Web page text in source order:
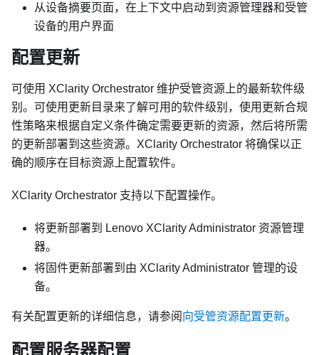
从设备摘要页面，在上下文中启动到资源管理器和受管
设备的用户界面
配置更新
可使用 XClarity Orchestrator 维护受管资源上的最新软件级
别。可使用更新目录来了解可用的软件级别，使用更新合规
性策略来根据自定义条件确定需要更新的资源，然后将所需
的更新部署到这些资源。 XClarity Orchestrator 将确保以正
确的顺序在目标资源上配置软件。
XClarity Orchestrator 支持以下配置操作。
将更新部署到 Lenovo XClarity Administrator 资源管理
器。
将固件更新部署到由 XClarity Administrator 管理的设
备。
有关配置更新的详细信息，请参阅 向受管资源配置更新。
配置服务器配置